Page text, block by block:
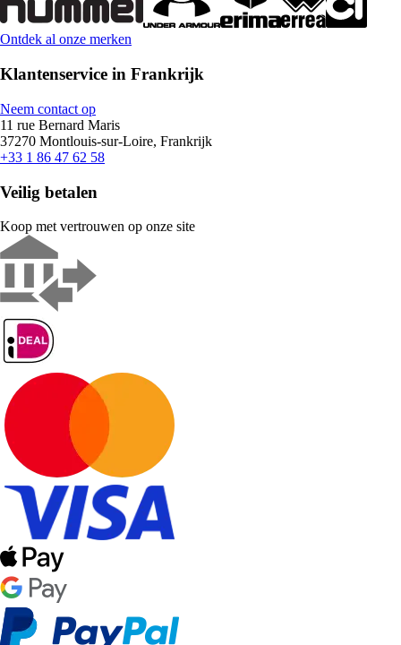
Ontdek al onze merken
Klantenservice in Frankrijk
Neem contact op
11 rue Bernard Maris
37270 Montlouis-sur-Loire, Frankrijk
+33 1 86 47 62 58
Veilig betalen
Koop met vertrouwen op onze site